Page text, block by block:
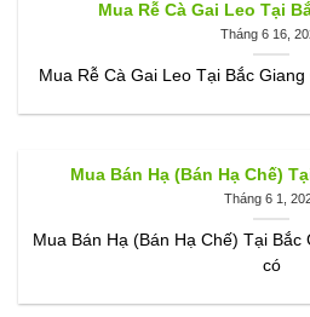
Mua Rễ Cà Gai Leo Tại
Tháng 6 16,
Mua Rễ Cà Gai Leo Tại Bắc
Mua Bán Hạ (Bán Hạ Chế)
Tháng 6 1,
Mua Bán Hạ (Bán Hạ Chế) Tại
có